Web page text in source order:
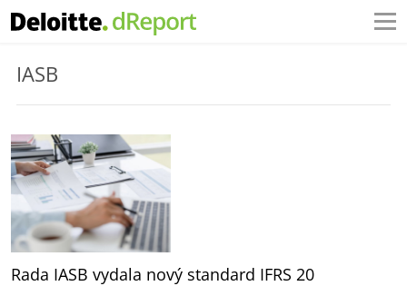
IASB
Rada IASB vydala nový standard IFRS 20